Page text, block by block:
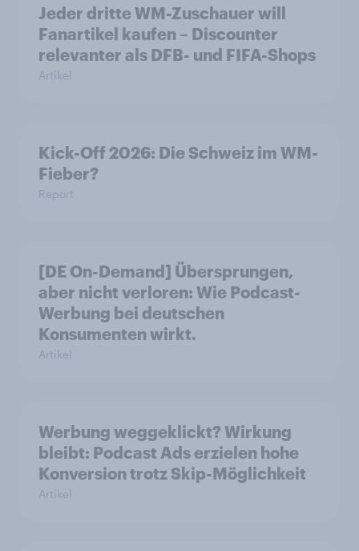
Jeder dritte WM-Zuschauer will
Fanartikel kaufen – Discounter
relevanter als DFB- und FIFA-Shops
Artikel
Kick-Off 2026: Die Schweiz im WM-
Fieber?​
Report
[DE On-Demand] Übersprungen,
aber nicht verloren: Wie Podcast-
Werbung bei deutschen
Konsumenten wirkt.
Artikel
Werbung weggeklickt? Wirkung
bleibt: Podcast Ads erzielen hohe
Konversion trotz Skip-Möglichkeit
Artikel